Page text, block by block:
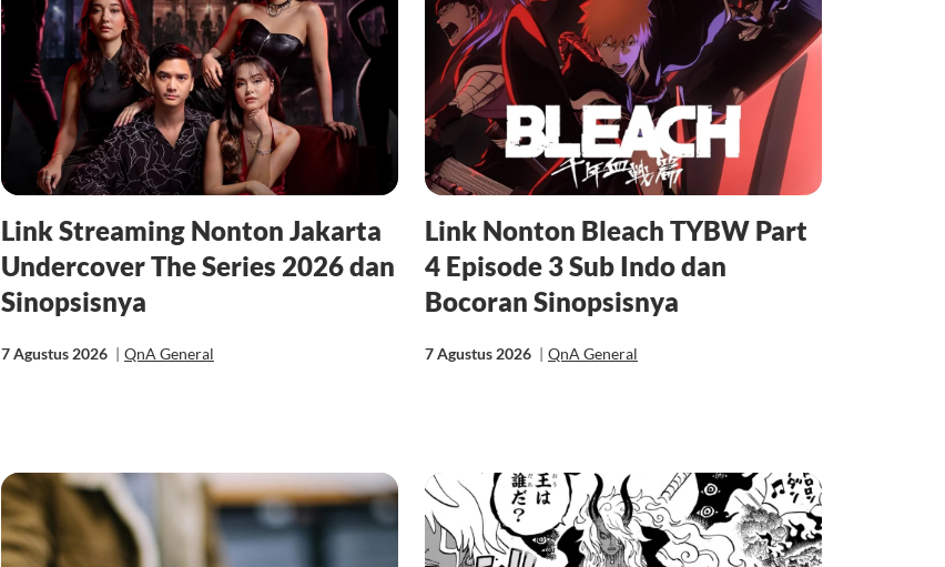
Link Streaming Nonton Jakarta
Undercover The Series 2026 dan
Sinopsisnya
7 Agustus 2026 | QnA General
Link Nonton Bleach TYBW Part
4 Episode 3 Sub Indo dan
Bocoran Sinopsisnya
7 Agustus 2026 | QnA General